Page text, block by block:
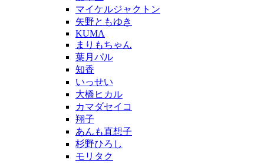
マイケルジャクトン
矢野ともゆき
KUMA
まりもちゃん
葉月パル
知香
いっせい
大橋ヒカル
カマダセイコ
翔子
あんも直想子
杉野ひろし
モリタク